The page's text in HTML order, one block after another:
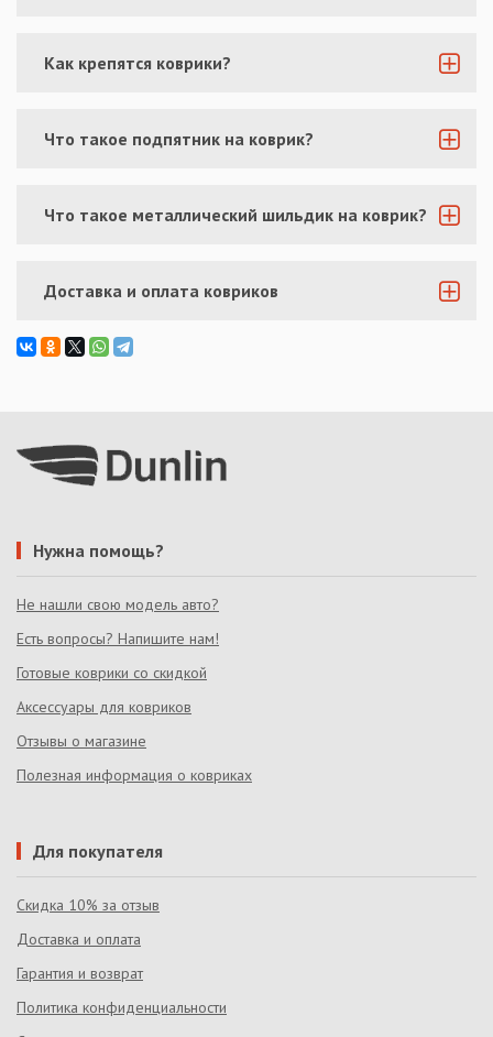
Как крепятся коврики?
Что такое подпятник на коврик?
Что такое металлический шильдик на коврик?
Доставка и оплата ковриков
Нужна помощь?
Не нашли свою модель авто?
Есть вопросы? Напишите нам!
Готовые коврики со скидкой
Аксессуары для ковриков
Отзывы о магазине
Полезная информация о ковриках
Для покупателя
Скидка 10% за отзыв
Доставка и оплата
Гарантия и возврат
Политика конфиденциальности